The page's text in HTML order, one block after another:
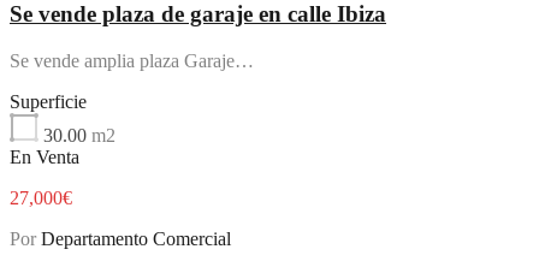
Se vende plaza de garaje en calle Ibiza
Se vende amplia plaza Garaje…
Superficie
30.00 m2
En Venta
27,000€
Por Departamento Comercial